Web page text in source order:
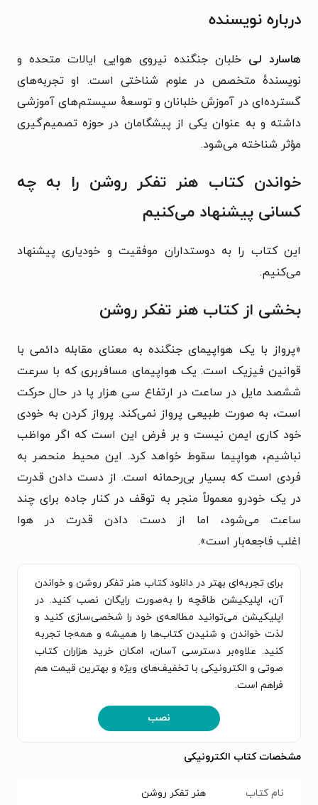
درباره نویسنده
هاسارد لی خلبان جنگنده نیروی هوایی ایالات متحده و
نویسندهٔ متخصص در علوم شناختی است. او تجربه‌های
گسترده‌ای در آموزش خلبانان و توسعهٔ سیستم‌های آموزشی
داشته و به عنوان یکی از پیشگامان در حوزه تصمیم‌گیری
مؤثر شناخته می‌شود.
خواندن کتاب هنر تفکر روشن را به چه
کسانی پیشنهاد می‌کنیم
این کتاب را به دوستداران موفقیت و خودیاری پیشنهاد
می‌کنیم.
بخشی از کتاب هنر تفکر روشن
«پرواز با یک هواپیمای جنگنده به معنای مقابله دائمی با
قوانین فیزیک است. یک هواپیمای مسافربری که با سرعت
ششصد مایل در ساعت در ارتفاع سی هزار پا در حال حرکت
است، به صورت طبیعی پرواز نمی‌کند. پرواز کردن به خودی
خود کاری ایمن نیست و بر فرض این است که اگر مواظب
نباشیم،هواپیما سقوط خواهد کرد. این محیط منحصر به
فردی است که بسیار بی‌رحمانه است. از دست دادن قدرت
در یک خودرو معمولاً منجر به توقف در کنار جاده برای چند
ساعت می‌شود، اما از دست دادن قدرت در هوا
اغلب فاجعه‌بار است».
برای تجربه‌ای بهتر در دانلود کتاب هنر تفکر روشن و خواندن
آن، اپلیکیشن طاقچه را به‌صورت رایگان نصب کنید. در
اپلیکیشن می‌توانید مطالعه‌ی خود را شخصی‌سازی کنید و
لذت خواندن و شنیدن کتاب‌ها را همیشه و همه‌جا تجربه
کنید. علاوه‌بر دسترسی آسان، امکان خرید هزاران کتاب
صوتی و الکترونیکی با تخفیف‌های ویژه و بهترین قیمت هم
فراهم است.
نصب
مشخصات کتاب الکترونیکی
نام کتاب هنر تفکر روشن